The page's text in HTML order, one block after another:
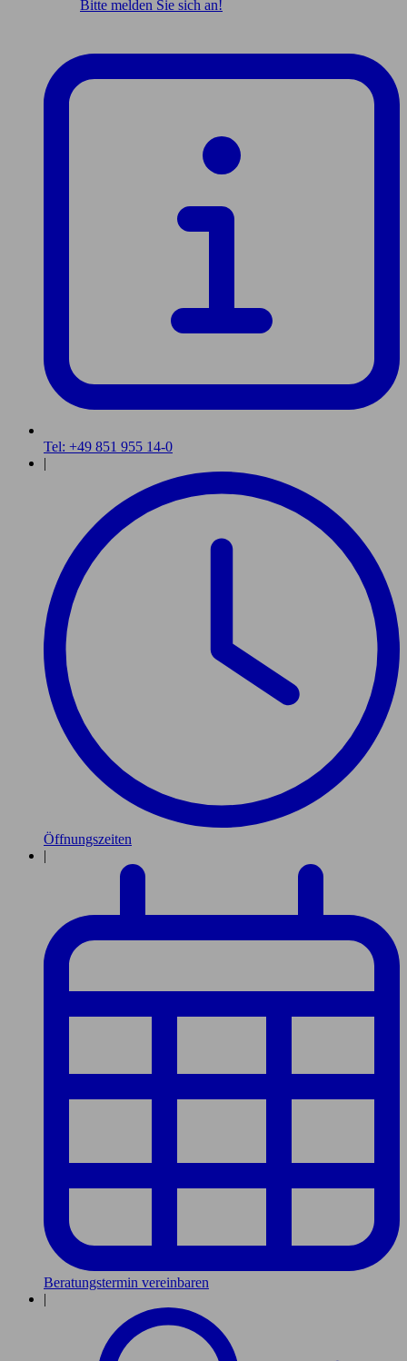
Bitte melden Sie sich an!
Tel: +49 851 955 14-0
|
Öffnungszeiten
|
Beratungstermin vereinbaren
|